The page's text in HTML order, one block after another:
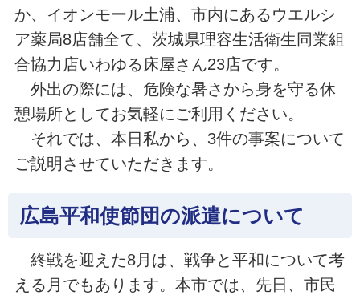
か、イオンモール土浦、市内にあるウエルシ
ア薬局8店舗全て、茨城県理容生活衛生同業組
合協力店いわゆる床屋さん23店です。
外出の際には、危険な暑さから身を守る休
憩場所としてお気軽にご利用ください。
それでは、本日私から、3件の事案について
ご説明させていただきます。
広島平和使節団の派遣について
終戦を迎えた8月は、戦争と平和について考
える月でもあります。本市では、先日、市民